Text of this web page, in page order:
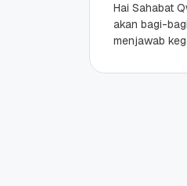
Hai Sahabat
akan bagi-
menjawab
usaha yang